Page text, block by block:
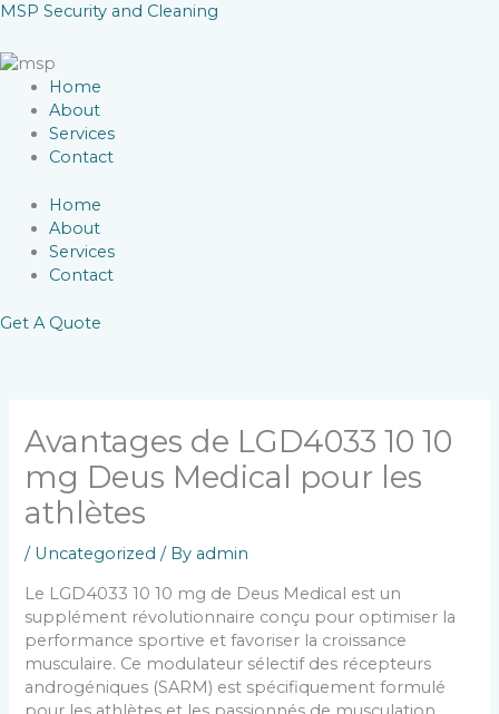
Skip
content
MSP Security and Cleaning
Home
About
Services
Contact
Home
About
Services
Contact
Get A Quote
Avantages de LGD4033 10 10
mg Deus Medical pour les
athlètes
/ Uncategorized / By admin
Le LGD4033 10 10 mg de Deus Medical est un
supplément révolutionnaire conçu pour optimiser la
performance sportive et favoriser la croissance
musculaire. Ce modulateur sélectif des récepteurs
androgéniques (SARM) est spécifiquement formulé